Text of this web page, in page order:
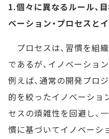
1.個々に異なるルール、
ベーション・プロセスと
プロセスは、習慣を組
であるが、イノベーショ
例えば、通常の開発プロ
的を絞ったイノベーショ
セスの煩雑性を回避し、
慣に基づいてイノベーシ